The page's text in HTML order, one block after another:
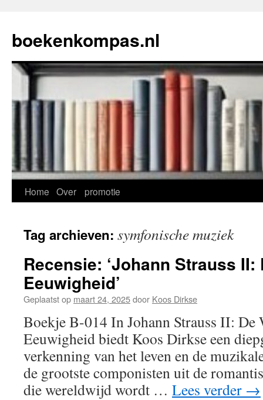
de
inhoud
boekenkompas.nl
Home Over promotie
Tag archieven: symfonische muziek
Recensie: ‘Johann Strauss II:
Eeuwigheid’
Geplaatst op maart 24, 2025door Koos Dirkse
Boekje B-014 In Johann Strauss II: De
Eeuwigheid biedt Koos Dirkse een
verkenning van het leven en de
de grootste componisten uit de
die wereldwijd wordt … Lees verder →